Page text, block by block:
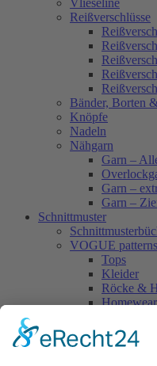
Vlieseline
Reißverschlüsse
Bänder, Borten
Knöpfe
Nadeln
Nähgarn
Garn –
Garn –
Garn –
Schnittmuster
VOGUE
Tops
Kleider
Röcke &
Homewear
Vogue
Herren